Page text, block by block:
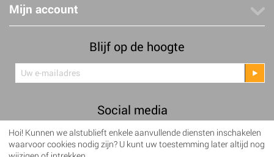
Mijn account
Blijf op de hoogte
Social media
Facebook Twitter
Hoi! Kunnen we alstublieft enkele aanvullende diensten inschakelen
waarvoor cookies nodig zijn? U kunt uw toestemming later altijd nog